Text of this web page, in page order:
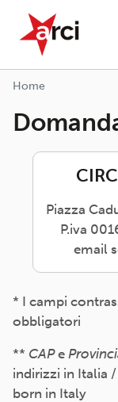
Salta al contenuto
ARCI APS
Home
Piazza
P.iva
email
* I campi
obbligatori
** CAPe
indirizzi in Italia
born in Italy